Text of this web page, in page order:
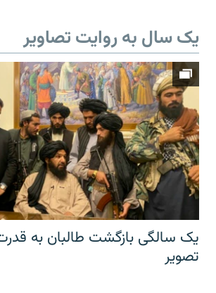
یک سال به روایت تصاویر
یک سالگی بازگشت طالبان به
تصویر